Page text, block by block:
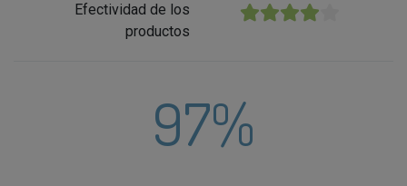
Efectividad de los
productos
★★★★★
97%